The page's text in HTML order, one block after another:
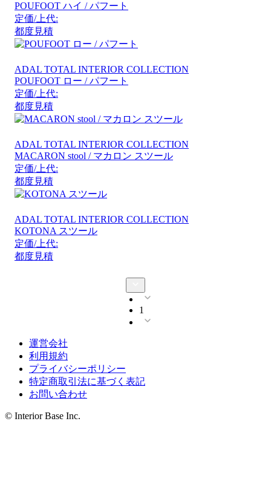
POUFOOT ハイ / パフート
定価/上代:
都度見積
ADAL TOTAL INTERIOR COLLECTION
POUFOOT ロー / パフート
定価/上代:
都度見積
ADAL TOTAL INTERIOR COLLECTION
MACARON stool / マカロン スツール
定価/上代:
都度見積
ADAL TOTAL INTERIOR COLLECTION
KOTONA スツール
定価/上代:
都度見積
1
運営会社
利用規約
プライバシーポリシー
特定商取引法に基づく表記
お問い合わせ
© Interior Base Inc.